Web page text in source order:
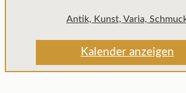
Antik, Kunst, Varia,
Kalender anzeigen